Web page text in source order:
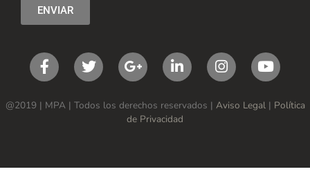
ENVIAR
@2019 | MPA | Todos los derechos reservados | Aviso Legal| Política
de Privacidad